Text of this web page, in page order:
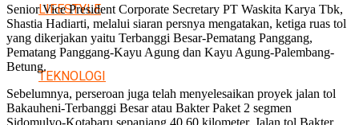
LIFESTYLE
TEKNOLOGI
Senior Vice President Corporate Secretary PT Waskita Karya Tbk,
Shastia Hadiarti, melalui siaran persnya mengatakan, ketiga ruas tol
yang dikerjakan yaitu Terbanggi Besar-Pematang Panggang,
Pematang Panggang-Kayu Agung dan Kayu Agung-Palembang-
Betung.
Sebelumnya, perseroan juga telah menyelesaikan proyek jalan tol
Bakauheni-Terbanggi Besar atau Bakter Paket 2 segmen